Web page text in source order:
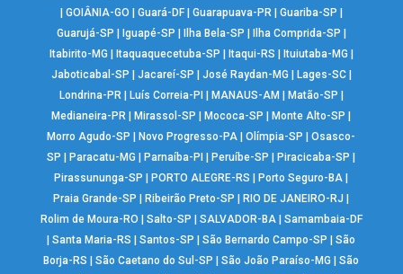
GOIÂNIA-GO Guará-DF| Guarapuava-PR| Guariba-SP
Guarujá-SP
Iguapé-SP Ilha Bela-SP Ilha Comprida-SP
Itabirito-MG
Itaquaquecetuba-SP Itaqui-RS Ituiutaba-MG
Jaboticabal-SP
Jacareí-SP José Raydan-MG Lages-SC|
Londrina-PR| Luís Correia-PI MANAUS-AM Matão-SP
Medianeira-PR
Mirassol-SP Mococa-SP Monte Alto-SP
Morro Agudo-SP
Novo Progresso-PA |Olímpia-SP |Osasco-
SP
Paracatu-MG Parnaíba-PI Peruíbe-SP Piracicaba-SP
Pirassununga-SP
PORTO ALEGRE-RS Porto Seguro-BA
Praia Grande-SP
Ribeirão Preto-SP RIO DE JANEIRO-RJ
Rolim de Moura-RO
Salto-SP SALVADOR-BA| Samambaia-DF
|Santa Maria-RS |Santos-SP |São Bernardo Campo-SP |São
Borja-RS
|São Caetano do Sul-SP |São João Paraíso-MG |São